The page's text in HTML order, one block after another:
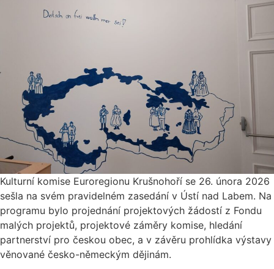
Kulturní komise Euroregionu Krušnohoří se 26. února 2026
sešla na svém pravidelném zasedání v Ústí nad Labem. Na
programu bylo projednání projektových žádostí z Fondu
malých projektů, projektové záměry komise, hledání
partnerství pro českou obec, a v závěru prohlídka výstavy
věnované česko-německým dějinám.